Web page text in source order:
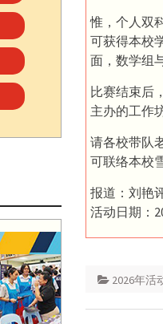
惟，个人双
可获得本校
面，数学组
比赛结束后
主办的工作
请各校带队
可联络本校
报道：刘艳
活动日期：
2026年活